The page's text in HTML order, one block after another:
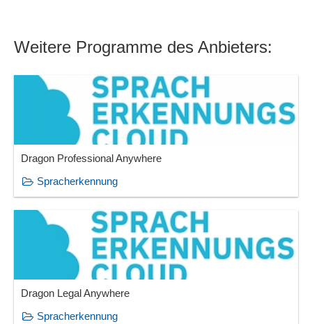
Weitere Programme des Anbieters:
Dragon Professional Anywhere
Spracherkennung
Dragon Legal Anywhere
Spracherkennung